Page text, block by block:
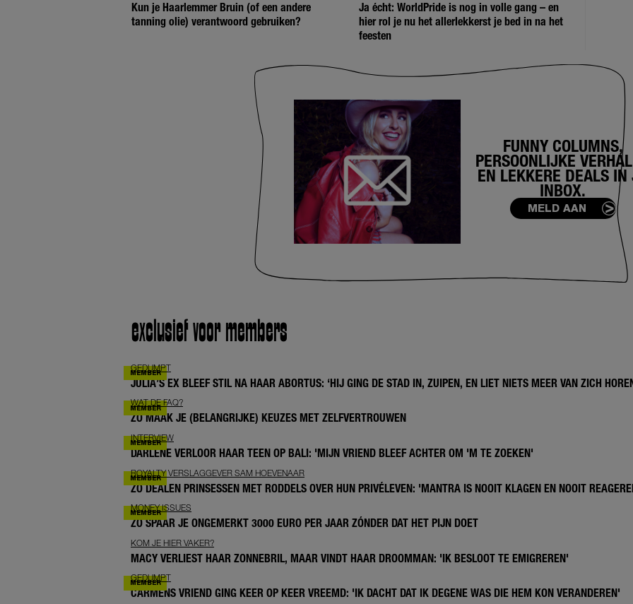
Kun je Haarlemmer Bruin (of een andere
tanning olie) verantwoord gebruiken?
Ja écht: WorldPride is nog in volle gang – en
hier rol je nu het allerlekkerst je bed in na het
feesten
FUNNY COLUMNS,
PERSOONLIJKE
EN LEKKERE DEALS IN
INBOX.
MELD AAN
exclusief voor members
GEDUMPT
JULIA’S EX BLEEF STIL NA HAAR ABORTUS: ‘HIJ GING DE STAD IN, ZUIPEN, EN LIET NIETS MEER VAN ZICH
WAT DE FAQ?
ZO MAAK JE (BELANGRIJKE) KEUZES MET ZELFVERTROUWEN
INTERVIEW
DARLENE VERLOOR HAAR TEEN OP BALI: 'MIJN VRIEND BLEEF ACHTER OM 'M TE ZOEKEN'
ROYALTY VERSLAGGEVER SAM HOEVENAAR
ZO DEALEN PRINSESSEN MET RODDELS OVER HUN PRIVÉLEVEN: 'MANTRA IS NOOIT KLAGEN EN NOOIT
MONEY ISSUES
ZO SPAAR JE ONGEMERKT 3000 EURO PER JAAR ZÓNDER DAT HET PIJN DOET
KOM JE HIER VAKER?
MACY VERLIEST HAAR ZONNEBRIL, MAAR VINDT HAAR DROOMMAN: 'IK BESLOOT TE EMIGREREN'
GEDUMPT
CARMENS VRIEND GING KEER OP KEER VREEMD: 'IK DACHT DAT IK DEGENE WAS DIE HEM KON VERANDEREN'